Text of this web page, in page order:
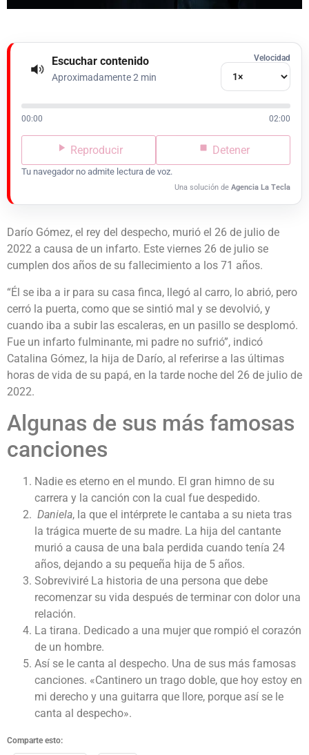
Escuchar contenido
Aproximadamente 2 min
Velocidad
00:00 02:00
Reproducir Detener
Tu navegador no admite lectura de voz.
Una solución de Agencia La Tecla
Darío Gómez, el rey del despecho, murió el 26 de julio de
2022 a causa de un infarto. Este viernes 26 de julio se
cumplen dos años de su fallecimiento a los 71 años.
“Él se iba a ir para su casa finca, llegó al carro, lo abrió, pero
cerró la puerta, como que se sintió mal y se devolvió, y
cuando iba a subir las escaleras, en un pasillo se desplomó.
Fue un infarto fulminante, mi padre no sufrió”, indicó
Catalina Gómez, la hija de Darío, al referirse a las últimas
horas de vida de su papá, en la tarde noche del 26 de julio de
2022.
Algunas de sus más famosas
canciones
Nadie es eterno en el mundo. El gran himno de su
carrera y la canción con la cual fue despedido.
Daniela, la que el intérprete le cantaba a su nieta tras
la trágica muerte de su madre. La hija del cantante
murió a causa de una bala perdida cuando tenía 24
años, dejando a su pequeña hija de 5 años.
Sobreviviré La historia de una persona que debe
recomenzar su vida después de terminar con dolor una
relación.
La tirana. Dedicado a una mujer que rompió el corazón
de un hombre.
Así se le canta al despecho. Una de sus más famosas
canciones. «Cantinero un trago doble, que hoy estoy en
mi derecho y una guitarra que llore, porque así se le
canta al despecho».
Comparte esto: